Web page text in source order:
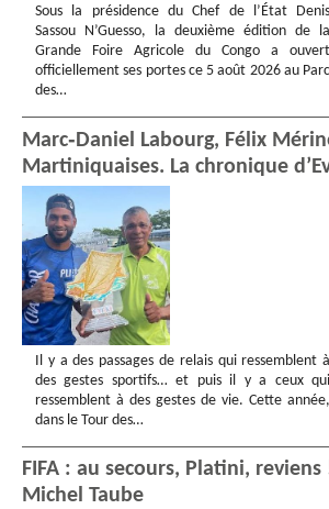
Sous la présidence du Chef de l’État Denis
Sassou N’Guesso, la deuxième édition de la
Grande Foire Agricole du Congo a ouvert
officiellement ses portes ce 5 août 2026 au Parc
des…
Marc‑Daniel Labourg, Félix
Martiniquaises. La chronique
Il y a des passages de relais qui ressemblent à
des gestes sportifs… et puis il y a ceux qui
ressemblent à des gestes de vie. Cette année,
dans le Tour des…
FIFA : au secours, Platini, reviens
Michel Taube